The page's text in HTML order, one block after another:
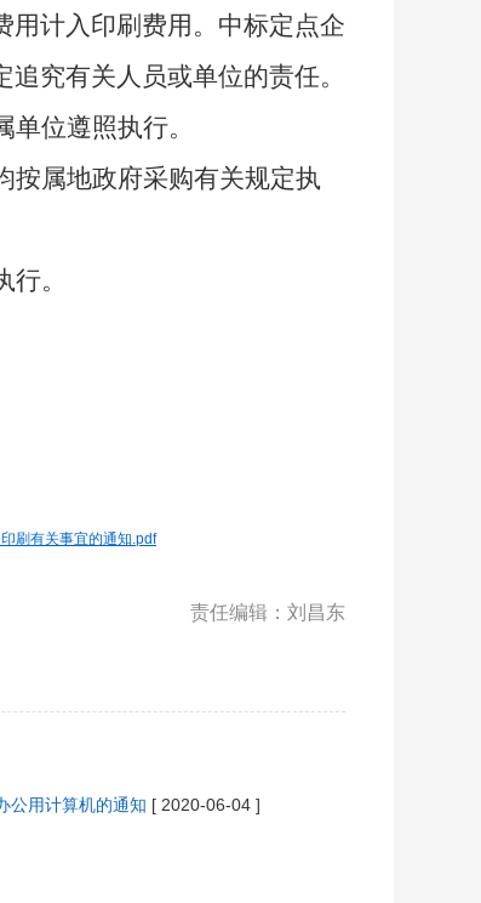
用计入印刷费用。中标定点企
究有关人员或单位的责任。
位遵照执行。
按属地政府采购有关规定执
。
刷有关事宜的通知.pdf
责任编辑：刘昌东
公用计算机的通知 [ 2020-06-04 ]